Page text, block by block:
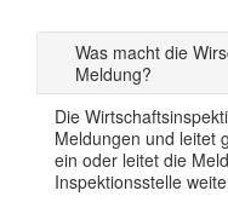
Was macht die
Meldung?
Die
Meldungen und leitet
ein oder leitet die
Inspektionsstelle